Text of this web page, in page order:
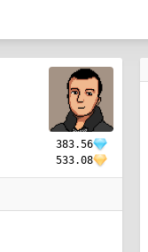
383.56
533.08